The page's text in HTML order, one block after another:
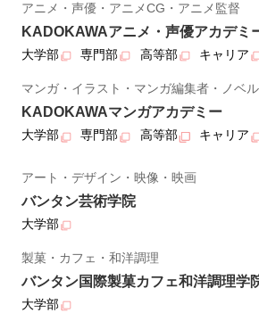
アニメ・声優・アニメCG・アニメ監督
KADOKAWAアニメ・声優アカデミ
大学部 専門部 高等部 キャリア
マンガ・イラスト・マンガ編集者・ノベル
KADOKAWAマンガアカデミー
大学部 専門部 高等部 キャリア
アート・デザイン・映像・映画
バンタン芸術学院
大学部
製菓・カフェ・和洋調理
バンタン国際製菓カフェ和洋調理学
大学部